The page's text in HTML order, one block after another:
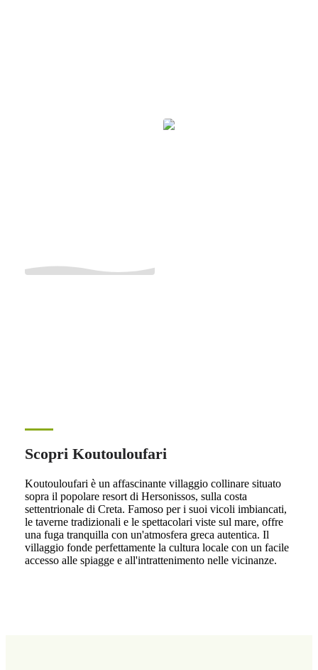
Scopri Koutouloufari
Koutouloufari è un affascinante villaggio collinare situato
sopra il popolare resort di Hersonissos, sulla costa
settentrionale di Creta. Famoso per i suoi vicoli imbiancati,
le taverne tradizionali e le spettacolari viste sul mare, offre
una fuga tranquilla con un'atmosfera greca autentica. Il
villaggio fonde perfettamente la cultura locale con un facile
accesso alle spiagge e all'intrattenimento nelle vicinanze.